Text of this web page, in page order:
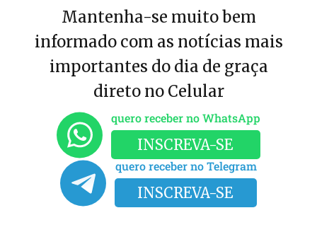
Mantenha-se muito bem
informado com as notícias mais
importantes do dia de graça
direto no Celular
quero receber no WhatsApp
INSCREVA-SE
quero receber no Telegram
INSCREVA-SE